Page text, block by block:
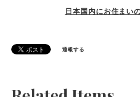
日本国内にお住まい
通報する